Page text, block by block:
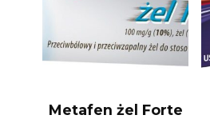
Metafen żel Forte